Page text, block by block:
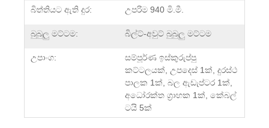
බිත්තියට ඇති දුර: උපරිම 940 මි.මී.
බුබුලු මට්ටම: බිල්ට්-අවුට් බුබුලු මට්ටම
උපාංග:
සම්පූර්ණ ඉස්කුරුප්පු
කට්ටලයක්, උපදෙස් 1ක්, දුරස්ථ
පාලක 1ක්, බල ඇඩැප්ටර 1ක්,
අධෝරක්ත ග්‍රාහක 1ක්, කේබල්
ටයි 5ක්